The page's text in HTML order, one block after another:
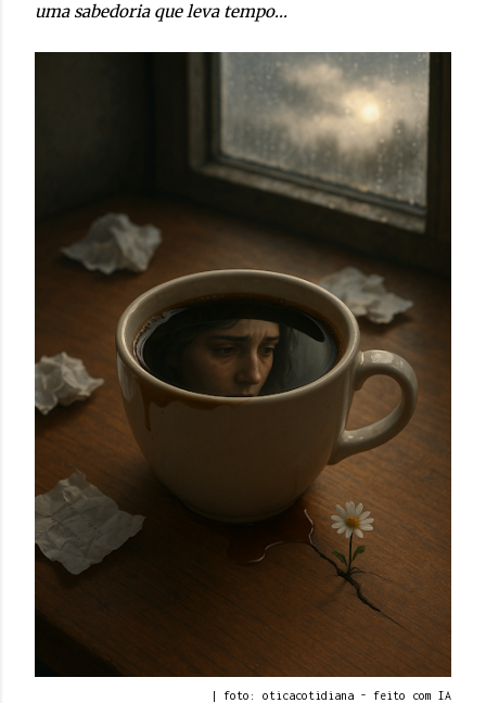
uma sabedoria que leva tempo...
| foto: oticacotidiana - feito com IA